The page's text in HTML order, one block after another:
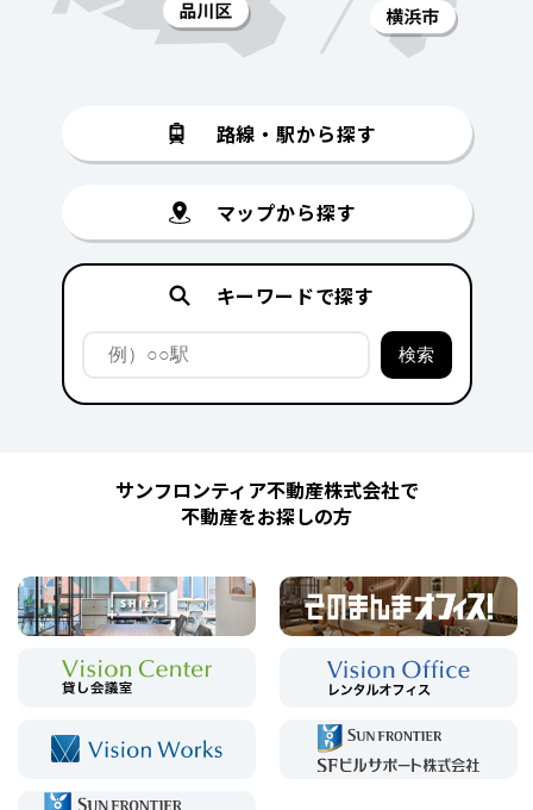
路線・駅から探す
マップから探す
キーワードで探す
サンフロンティア不動産株式会社で
不動産をお探しの方